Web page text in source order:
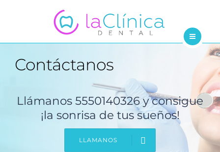
TRATAMIENTOS
BLOG
NOSOTROS
TRATAMIENTOS
DENTISTAS
Contáctanos
Llámanos 5550140326 y consigue
¡la sonrisa de tus sueños!
LLAMANOS